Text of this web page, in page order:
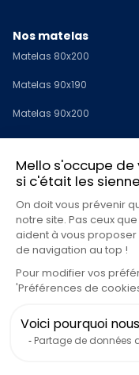
Mello s'occupe
si c'était les
On doit vous prévenir
notre site. Pas ceux
aident à vous
de navigation au top !
Pour modifier vos
'Préférences de
Voici pourquoi
Partage de données
Nos matelas
Matelas 80x200
Matelas 90x190
Matelas 90x200
Matelas 120x190
Matelas 140x190
Matelas 140x200
Matelas 160x200
Matelas 180x200
Matelas 200x200